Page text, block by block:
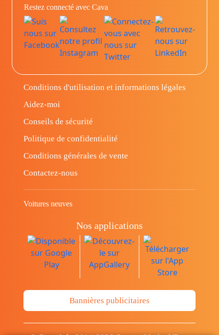
Restez connecté avec Cava
Conditions d'utilisation et informations légales
Aidez-moi
Conseils de sécurité
Politique de confidentialité
Conditions générales de vente
Contactez-nous
Voitures neuves
Nos applications
Bannières publicitaires